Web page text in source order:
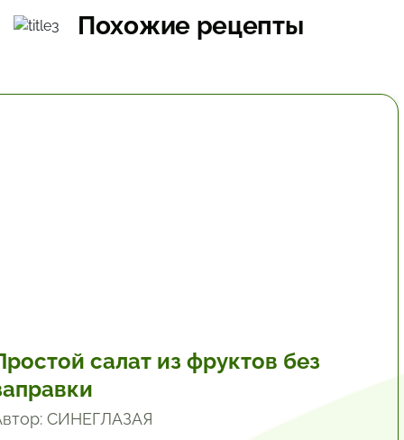
Похожие рецепты
салат из фруктов без
СИНЕГЛАЗАЯ